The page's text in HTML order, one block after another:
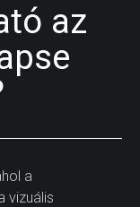
az
a
vizuális